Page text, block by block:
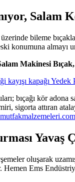
Salam
bileme
konumuna
Makinesi
bıçağı kör
sigorta attıran
Yavaş
oluşarak
Hemen Ems